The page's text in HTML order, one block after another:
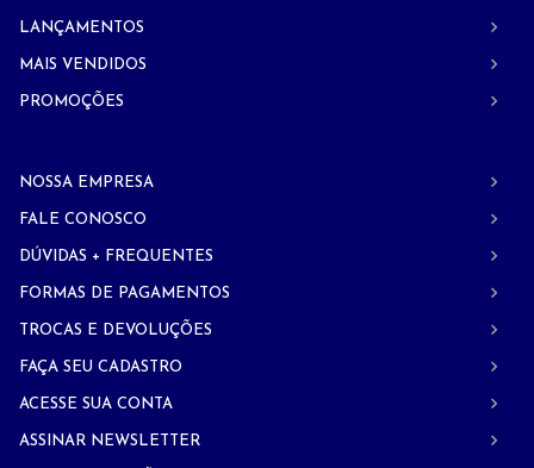
LANÇAMENTOS
MAIS VENDIDOS
PROMOÇÕES
NOSSA EMPRESA
FALE CONOSCO
DÚVIDAS + FREQUENTES
FORMAS DE PAGAMENTOS
TROCAS E DEVOLUÇÕES
FAÇA SEU CADASTRO
ACESSE SUA CONTA
ASSINAR NEWSLETTER